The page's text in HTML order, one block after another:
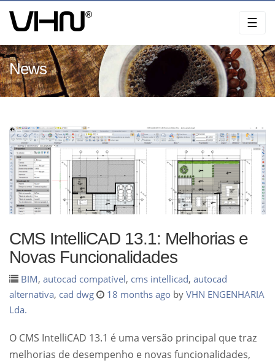
☰
News
CMS IntelliCAD 13.1: Melhorias e
Novas Funcionalidades
BIM, autocad compatível, cms intellicad, autocad
alternativa, cad dwg 18 months ago by VHN ENGENHARIA
Lda.
O CMS IntelliCAD 13.1 é uma versão principal que traz
melhorias de desempenho e novas funcionalidades,